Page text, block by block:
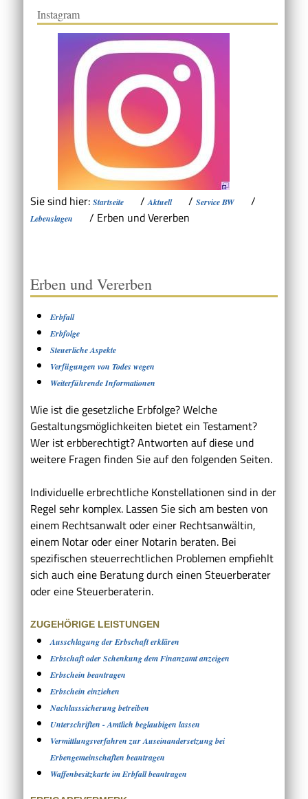
Instagram
Sie sind hier: Startseite /Aktuell / Service BW /
Lebenslagen / Erben und Vererben
Erben und Vererben
Erbfall
Erbfolge
Steuerliche Aspekte
Verfügungen von Todes wegen
Weiterführende Informationen
Wie ist die gesetzliche Erbfolge? Welche
Gestaltungsmöglichkeiten bietet ein Testament?
Wer ist erbberechtigt? Antworten auf diese und
weitere Fragen finden Sie auf den folgenden Seiten.
Individuelle erbrechtliche Konstellationen sind in der
Regel sehr komplex. Lassen Sie sich am besten von
einem Rechtsanwalt oder einer Rechtsanwältin,
einem Notar oder einer Notarin beraten. Bei
spezifischen steuerrechtlichen Problemen empfiehlt
sich auch eine Beratung durch einen Steuerberater
oder eine Steuerberaterin.
ZUGEHÖRIGE LEISTUNGEN
Ausschlagung der Erbschaft erklären
Erbschaft oder Schenkung dem Finanzamt anzeigen
Erbschein beantragen
Erbschein einziehen
Nachlasssicherung betreiben
Unterschriften - Amtlich beglaubigen lassen
Vermittlungsverfahren zur Auseinandersetzung bei
Erbengemeinschaften beantragen
Waffenbesitzkarte im Erbfall beantragen